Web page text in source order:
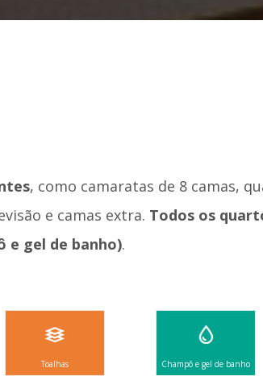
, como camaratas de 8 camas,
e camas extra. Todos os
e gel de banho).
Toalhas Champô e gel de banho